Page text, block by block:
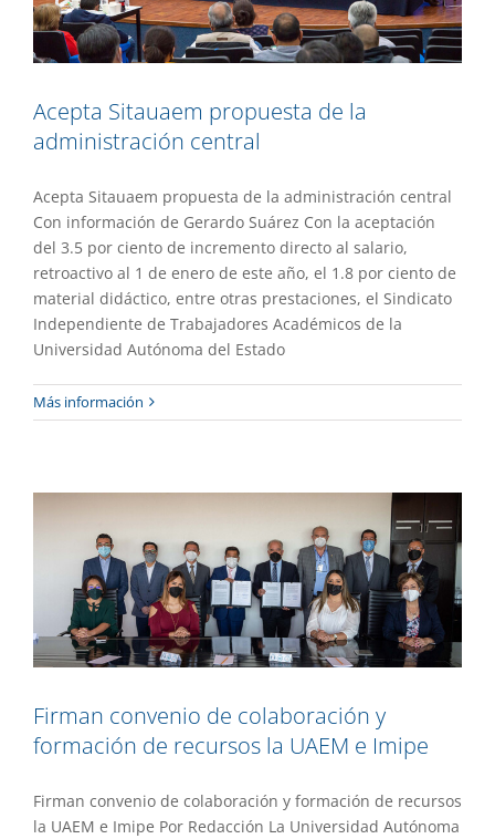
Acepta Sitauaem propuesta de la
administración central
Acepta Sitauaem propuesta de la administración central
Con información de Gerardo Suárez Con la aceptación
del 3.5 por ciento de incremento directo al salario,
retroactivo al 1 de enero de este año, el 1.8 por ciento de
material didáctico, entre otras prestaciones, el Sindicato
Independiente de Trabajadores Académicos de la
Universidad Autónoma del Estado
Más informaciónFirman convenio de colaboración y
Firman convenio de colaboración y
formación de recursos la UAEM e Imipe
Firman convenio de colaboración y formación de recursos
la UAEM e Imipe Por Redacción La Universidad Autónoma